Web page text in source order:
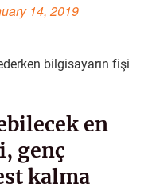
14, 2019
bilgisayarın fişi
en
genç
kalma